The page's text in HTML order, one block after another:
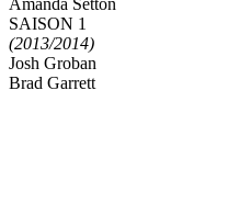
Amanda Setton
SAISON 1
(2013/2014)
Josh Groban
Brad Garrett